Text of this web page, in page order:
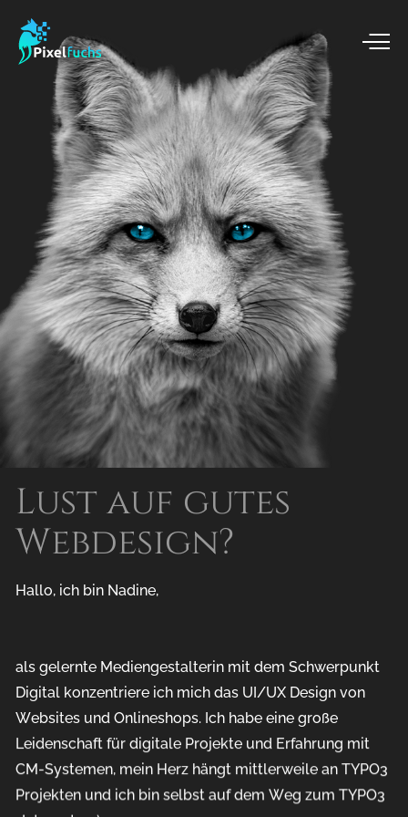
Lust auf gutes
Webdesign?
Hallo, ich bin Nadine,
als gelernte Mediengestalterin mit dem Schwerpunkt
Digital konzentriere ich mich das UI/UX Design von
Websites und Onlineshops. Ich habe eine große
Leidenschaft für digitale Projekte und Erfahrung mit
CM-Systemen, mein Herz hängt mittlerweile an TYPO3
Projekten und ich bin selbst auf dem Weg zum TYPO3